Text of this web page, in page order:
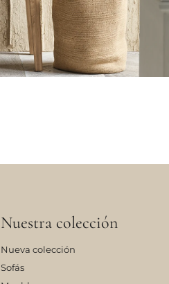
Nuestra colección
Nueva colección
Sofás